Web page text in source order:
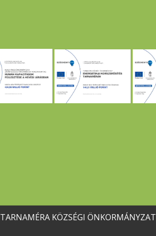
TARNAMÉRA KÖZSÉGI ÖNKORMÁNYZAT